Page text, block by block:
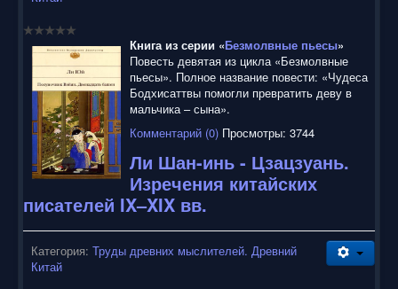
Книга из серии «Безмолвные пьесы»
Повесть девятая из цикла «Безмолвные
пьесы». Полное название повести: «Чудеса
Бодхисаттвы помогли превратить деву в
мальчика – сына».
Комментарий (0) Просмотры: 3744
Ли Шан-инь - Цзацзуань.
Изречения китайских
писателей IX–XIX вв.
Категория: Труды древних мыслителей. Древний
Китай